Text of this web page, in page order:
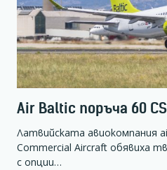
Air Baltic поръча 60
Латвийската авиокомпания
Commercial Aircraft обявиха
с опции…